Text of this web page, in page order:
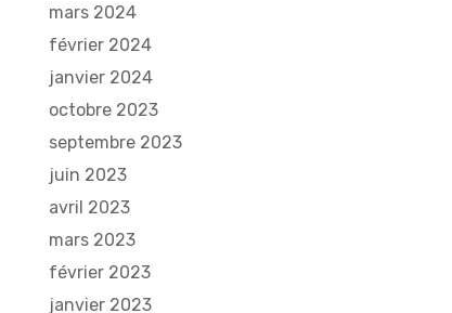
mars 2024
février 2024
janvier 2024
octobre 2023
septembre 2023
juin 2023
avril 2023
mars 2023
février 2023
janvier 2023